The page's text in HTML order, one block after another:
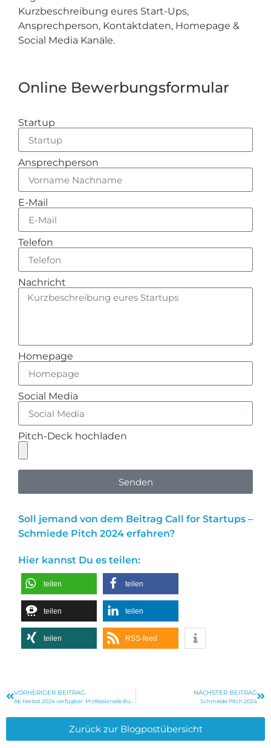
Kurzbeschreibung eures Start-Ups,
Ansprechperson, Kontaktdaten, Homepage &
Social Media Kanäle.
Online Bewerbungsformular
Startup
Ansprechperson
E-Mail
Telefon
Nachricht
Homepage
Social Media
Pitch-Deck hochladen
Senden
Soll jemand von dem Beitrag Call for Startups –
Schmiede Pitch 2024 erfahren?
Hier kannst Du es teilen:
teilen teilen
teilen teilen
teilen RSS-feed
VORHERIGER BEITRAG
Ab Herbst 2024 verfügbar: Professionelle Büroräume in Remscheid
NÄCHSTER BEITRAG
Schmiede Pitch 2024
Zurück zur Blogpostübersicht